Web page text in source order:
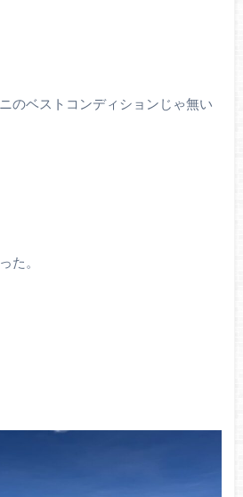
のベストコンディションじゃ無い
た。